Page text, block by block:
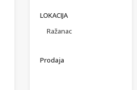
LOKACIJA
Ražanac
Prodaja